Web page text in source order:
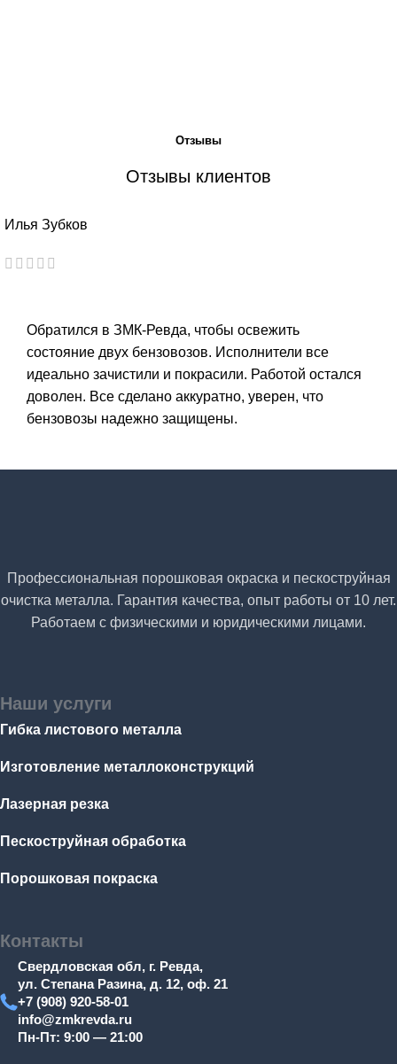
Отзывы
Отзывы клиентов
Илья Зубков
Обратился в ЗМК-Ревда, чтобы освежить
состояние двух бензовозов. Исполнители все
идеально зачистили и покрасили. Работой остался
доволен. Все сделано аккуратно, уверен, что
бензовозы надежно защищены.
Профессиональная порошковая окраска и пескоструйная
очистка металла. Гарантия качества, опыт работы от 10 лет.
Работаем с физическими и юридическими лицами.
Наши услуги
Гибка листового металла
Изготовление металлоконструкций
Лазерная резка
Пескоструйная обработка
Порошковая покраска
Контакты
Свердловская обл, г. Ревда,
ул. Степана Разина, д. 12, оф. 21
+7 (908) 920-58-01
info@zmkrevda.ru
Пн-Пт: 9:00 — 21:00